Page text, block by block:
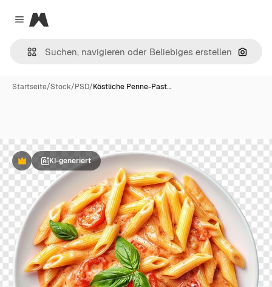
Close menu
Magnific
Nach
Startseite/Stock/PSD/Köstliche Penne-Past…
PremiumKI-generiert